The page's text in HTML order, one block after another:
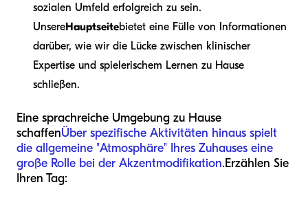
sozialen Umfeld erfolgreich zu sein.
UnsereHauptseitebietet eine Fülle von Informationen
darüber, wie wir die Lücke zwischen klinischer
Expertise und spielerischem Lernen zu Hause
schließen.
Eine sprachreiche Umgebung zu Hause
schaffenÜber spezifische Aktivitäten hinaus spielt
die allgemeine "Atmosphäre" Ihres Zuhauses eine
große Rolle bei der Akzentmodifikation.Erzählen Sie
Ihren Tag: